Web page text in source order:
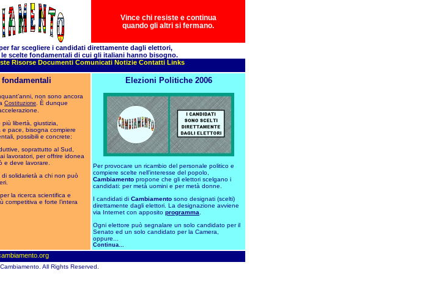
Vince chi resiste e continua
quando gli altri si fermano.
far scegliere i candidati direttamente dagli elettori,
scelte fondamentali di cui gli italiani hanno bisogno.
Risorse Documenti Comunicati Notizie Contatti Links
fondamentali
non sono ancora
Costituzione . È dunque
libertà, giustizia,
pace, bisogna compiere
possibili e concrete:
soprattutto al Sud,
lavoratori, per offrire idonea
e deve lavorare.
di solidarietà a chi non può
la ricerca scientifica e
competitiva e forte l’intera
Elezioni Politiche 2006
Per provocare un ricambio del personale politico e
compiere scelte nell’interesse del popolo,
Cambiamento propone che gli elettori scelgano i
candidati: per metà uomini e per metà donne.
I candidati di Cambiamento sono designati (scelti)
direttamente dagli elettori. La designazione avviene
via Internet con apposito programma
Ogni elettore può segnalare un solo candidato per il
Senato ed un solo candidato per la Camera,
oppure...
Continua...
All Rights Reserved.